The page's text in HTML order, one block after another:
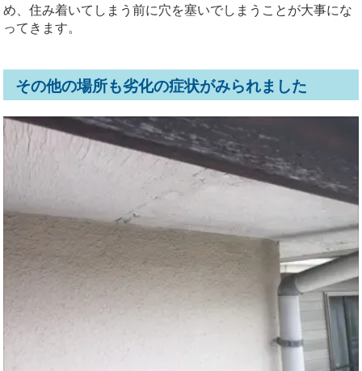
め、住み着いてしまう前に穴を塞いでしまうことが大事にな
ってきます。
その他の場所も劣化の症状がみられました